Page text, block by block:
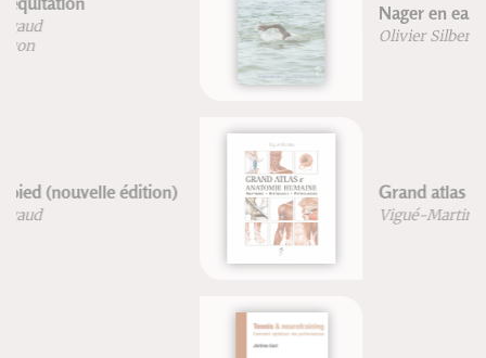
Nager en eau libre et en triathlon
Olivier Silberzahn
Grand atlas d'anatomie humaine
Vigué-Martin